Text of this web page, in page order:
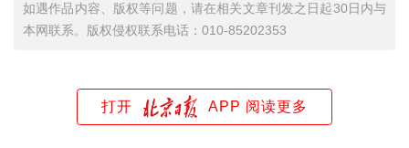
如遇作品内容、版权等问题，请在相关文章刊发之日起30日内与
本网联系。版权侵权联系电话：010-85202353
打开 APP 阅读更多